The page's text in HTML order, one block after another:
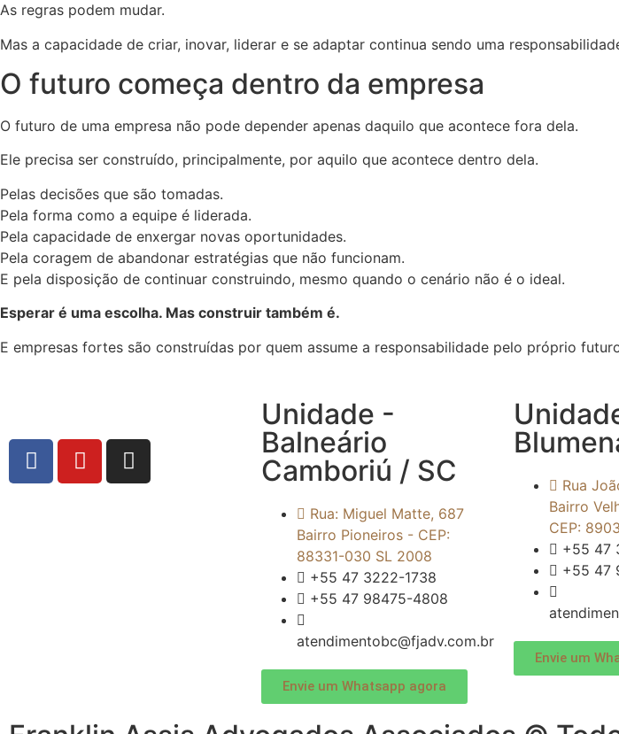
As regras podem mudar.
Mas a capacidade de criar, inovar, liderar e se adaptar continua sendo uma
O futuro começa dentro da empresa
O futuro de uma empresa não pode depender apenas daquilo que acontece fora dela.
Ele precisa ser construído, principalmente, por aquilo que acontece dentro dela.
Pelas decisões que são tomadas.
Pela forma como a equipe é liderada.
Pela capacidade de enxergar novas oportunidades.
Pela coragem de abandonar estratégias que não funcionam.
E pela disposição de continuar construindo, mesmo quando o cenário não é o ideal.
Esperar é uma escolha. Mas construir também é.
E empresas fortes são construídas por quem assume a responsabilidade pelo próprio
Unidade -
Balneário
Camboriú / SC
Rua: Miguel Matte, 687
Bairro Pioneiros - CEP:
88331-030 SL 2008
+55 47 3222-1738
+55 47 98475-4808
atendimentobc@fjadv.com.br
Envie um Whatsapp agora
Rua
Bairro
CEP:
+55 47
+55 47
Envie um